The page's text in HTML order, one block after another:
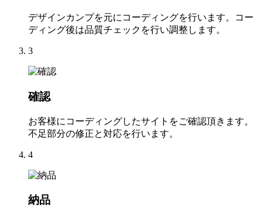
デザインカンプを元にコーディングを行います。コー
ディング後は品質チェックを行い調整します。
3
確認
お客様にコーディングしたサイトをご確認頂きます。
不足部分の修正と対応を行います。
4
納品